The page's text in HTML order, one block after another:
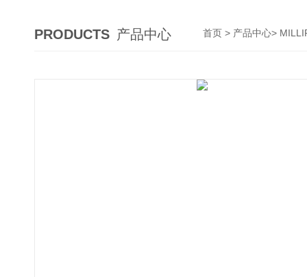
PRODUCTS 产品中心 首页 > 产品中心>